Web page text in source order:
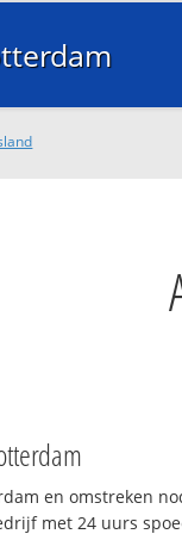
en omstreken
met 24 uurs